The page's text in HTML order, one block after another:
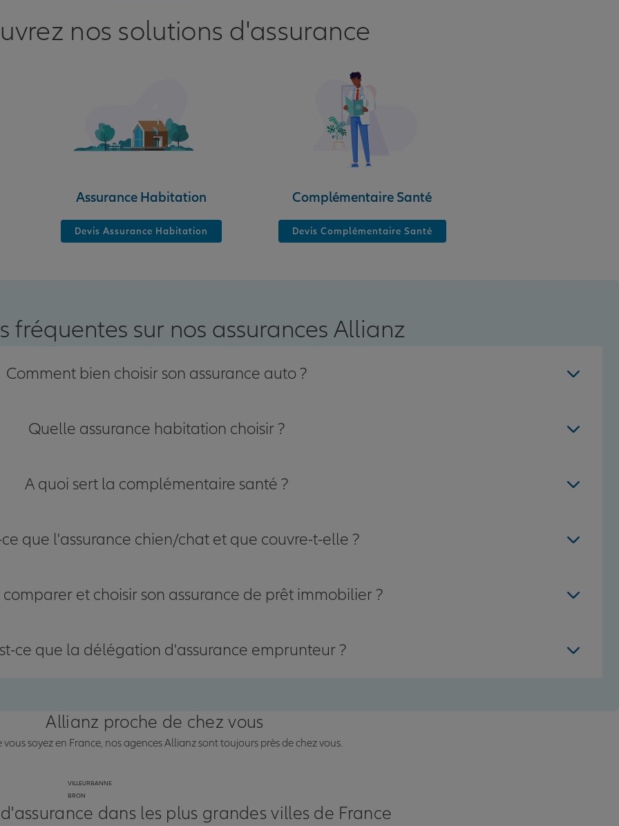
nos solutions d'assurance
Assurance Habitation
Devis Assurance Habitation
Complémentaire Santé
Devis Complémentaire Santé
fréquentes sur nos assurances Allianz
Comment bien choisir son assurance auto ?
Quelle assurance habitation choisir ?
A quoi sert la complémentaire santé ?
que l'assurance chien/chat et que couvre-t-elle ?
et choisir son assurance de prêt immobilier ?
ce que la délégation d'assurance emprunteur ?
Allianz proche de chez vous
vous soyez en France, nos agences Allianz sont toujours près de chez vous.
VILLEURBANNE
BRON
dans les plus grandes villes de France